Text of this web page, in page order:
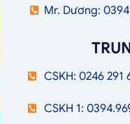
Mr. Dương:
CSKH: 0246 291
CSKH 1: